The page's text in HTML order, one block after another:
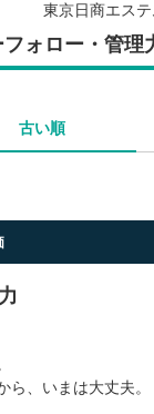
東京日商エス
フォロー・管
古い順
ら、いまは大丈夫。